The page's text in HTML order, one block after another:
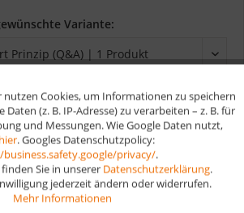
Variante:
In denWarenkorb
D132
Aktiv
Aktiv
Cookies, um Informationen zu speichern
(z. B. IP-Adresse) zu verarbeiten – z. B. für
und Messungen. Wie Google Daten nutzt,
hier. Googles Datenschutzpolicy:
privacy/.
Sie in unserer Datenschutzerklärung.
jederzeit ändern oder widerrufen.
Mehr Informationen